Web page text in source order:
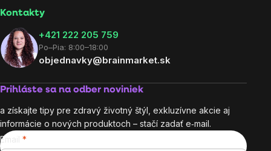
Kontakty
+421 222 205 759
Po–Pia: 8:00–18:00
objednavky@brainmarket.sk
Prihláste sa na odber noviniek
a získajte tipy pre zdravý životný štýl, exkluzívne akcie aj
informácie o nových produktoch – stačí zadať e‑mail.
Email